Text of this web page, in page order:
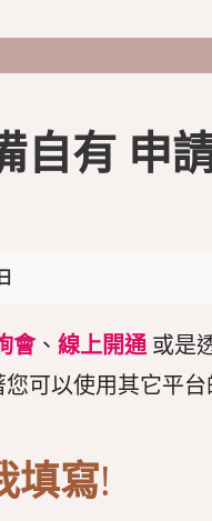
有 申
會、 線上開通或是
可以使用其它平台
填寫!